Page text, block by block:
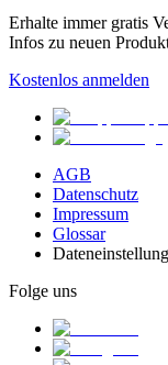
Erhalte immer gratis
Infos zu neuen
Kostenlos anmelden
AGB
Datenschutz
Impressum
Glossar
Folge uns